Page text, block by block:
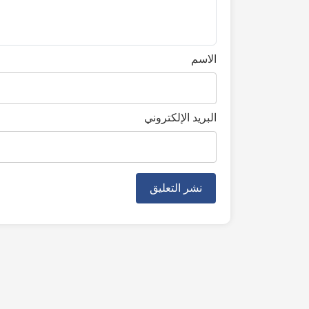
الاسم
البريد الإلكتروني